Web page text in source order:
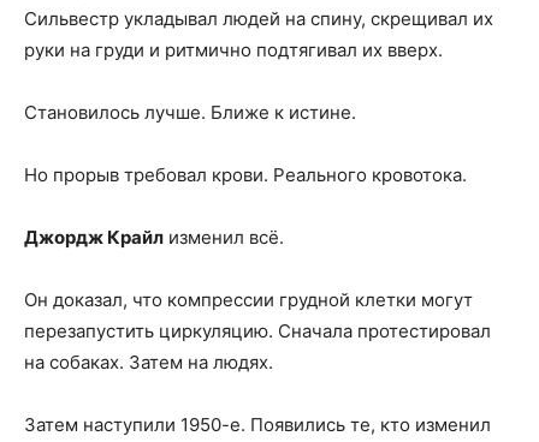
Сильвестр укладывал людей на спину, скрещивал их
руки на груди и ритмично подтягивал их вверх.
Становилось лучше. Ближе к истине.
Но прорыв требовал крови. Реального кровотока.
Джордж Крайл изменил всё.
Он доказал, что компрессии грудной клетки могут
перезапустить циркуляцию. Сначала протестировал
на собаках. Затем на людях.
Затем наступили 1950-е. Появились те, кто изменил